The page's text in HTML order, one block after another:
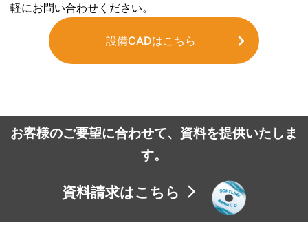
軽にお問い合わせください。
設備CADはこちら
お客様のご要望に合わせて、資料を提供いたしま
す。
資料請求はこちら